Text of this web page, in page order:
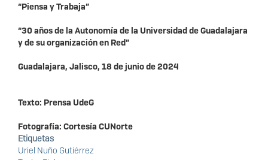
“Piensa y Trabaja”
“30 años de la Autonomía de la Universidad de Guadalajara
y de su organización en Red”
Guadalajara, Jalisco, 18 de junio de 2024
Texto: Prensa UdeG
Fotografía: Cortesía CUNorte
Etiquetas
Uriel Nuño Gutiérrez